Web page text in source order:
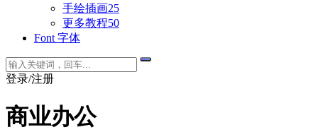
手绘插画25
更多教程50
Font 字体
登录/注册
商业办公